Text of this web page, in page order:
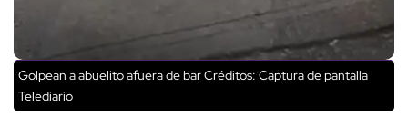
Golpean a abuelito afuera de barCréditos: Captura de pantalla
Telediario